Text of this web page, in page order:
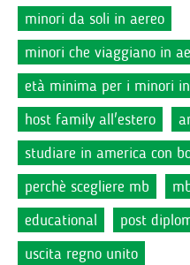
minori da soli in aereo
minori che viaggiano in
età minima per i minori
host family all'estero
studiare in america con
perchè scegliere mb
educational
post
uscita regno unito